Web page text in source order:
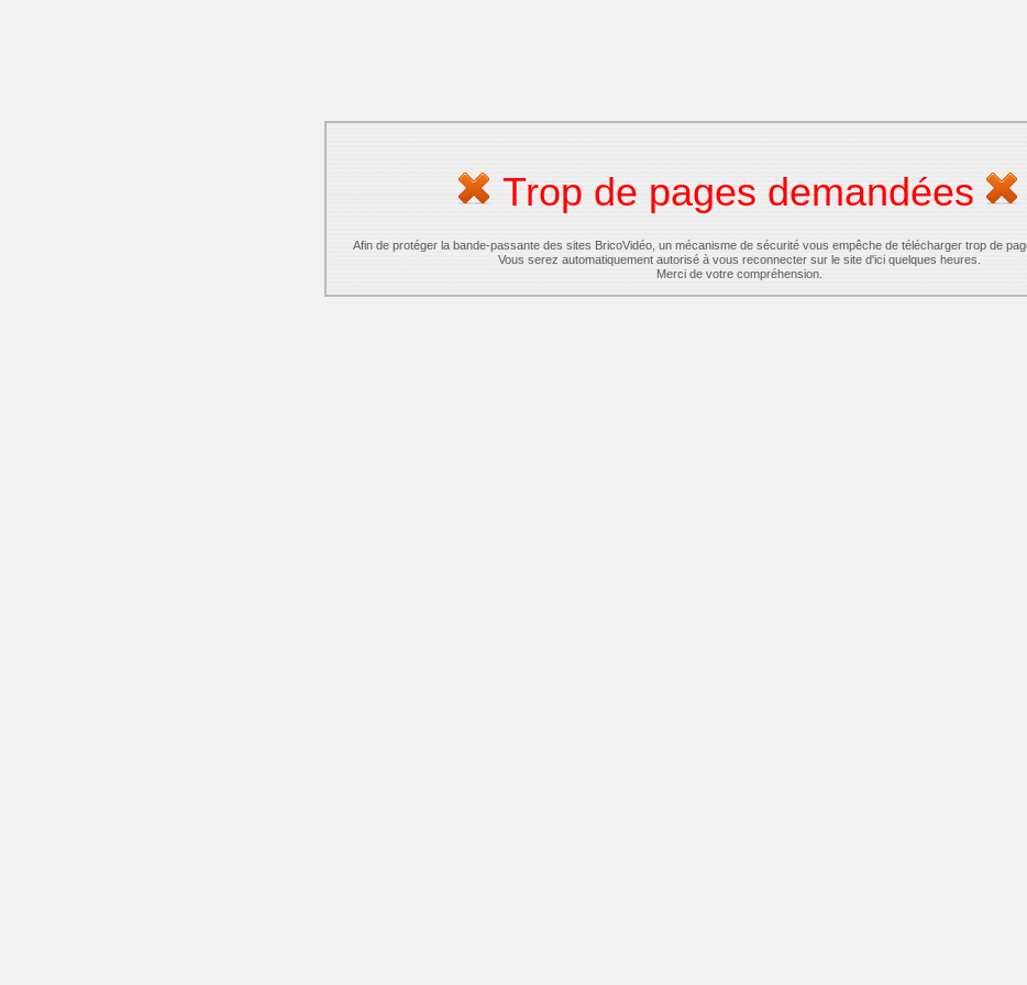
Trop de pages demandées
Afin de protéger la bande-passante des sites BricoVidéo, un mécanisme de sécurité vous empêche de télécharger trop de
Vous serez automatiquement autorisé à vous reconnecter sur le site d'ici quelques heures.
Merci de votre compréhension.